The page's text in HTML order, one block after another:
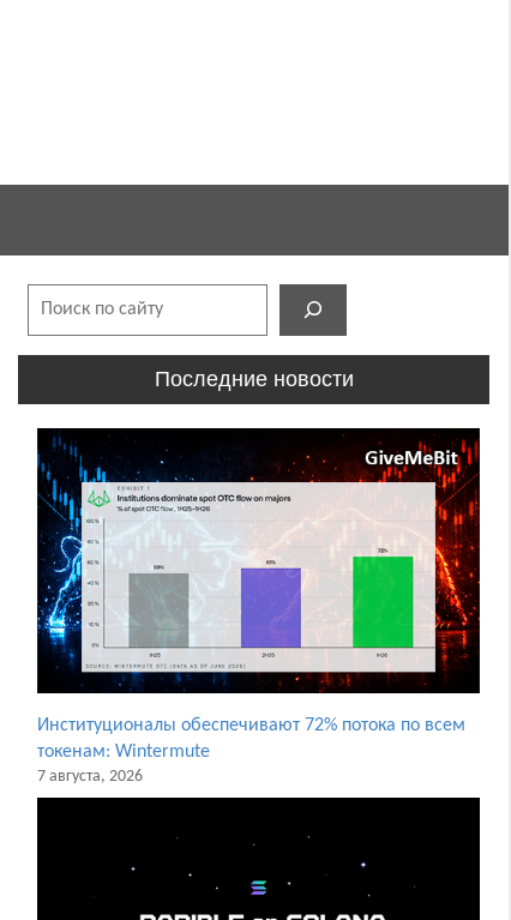
Последние новости
Институционалы обеспечивают 72% потока по всем
токенам: Wintermute
7 августа, 2026